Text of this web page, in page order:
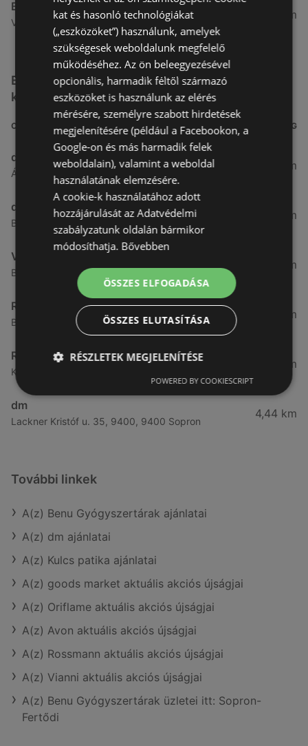
Benu Gyógyszertárak
Vasút Sor 1, 9432 Fertőd
26,99 km
Egyéb Kozmetikumok és Drogéria üzletek a
közelben
CÍM TÁVOLSÁG
dm
Ágfalvi út 4, 9400, 9400 Sopron
3,26 km
dm
Besenyő u. 23, 9400 Sopron
3,28 km
Vianni
Bánfalvi út 14., 9400 Sopron
3,57 km
Rossmann
Bánfalvi út 6-8., 9400 Sopron
3,83 km
Rossmann
Kodály Zoltán tér 16. 16., 9400 Sopron
4,19 km
dm
Lackner Kristóf u. 35, 9400, 9400 Sopron
4,44 km
További linkek
A(z) Benu Gyógyszertárak ajánlatai
A(z) dm ajánlatai
A(z) Kulcs patika ajánlatai
A(z) goods market aktuális akciós újságjai
A(z) Oriflame aktuális akciós újságjai
A(z) Avon aktuális akciós újságjai
A(z) Rossmann aktuális akciós újságjai
A(z) Vianni aktuális akciós újságjai
A(z) Benu Gyógyszertárak üzletei itt: Sopron-
Fertődi
kat és hasonló technológiákat
(„eszközöket”) használunk, amelyek
szükségesek weboldalunk megfelelő
működéséhez. Az ön beleegyezésével
opcionális, harmadik féltől származó
eszközöket is használunk az elérés
mérésére, személyre szabott hirdetések
megjelenítésére (például a Facebookon, a
Google-on és más harmadik felek
weboldalain), valamint a weboldal
használatának elemzésére.
A cookie-k használatához adott
hozzájárulását az Adatvédelmi
szabályzatunk oldalán bármikor
módosíthatja. Bővebben
ÖSSZES ELFOGADÁSA
ÖSSZES ELUTASÍTÁSA
RÉSZLETEK MEGJELENÍTÉSE
POWERED BY COOKIESCRIPT